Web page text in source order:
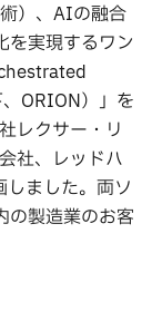
）、AIの融合
を実現するワン
ORION）」を
レクサー・リ
社、レッドハ
しました。両ソ
の製造業のお客